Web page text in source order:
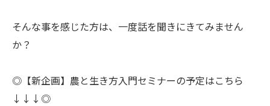
ㅤそんな事を感じた方は、一度話を聞きにきてみません
か？
◎【新企画】農と生き方入門セミナーの予定はこちら
↓↓↓◎